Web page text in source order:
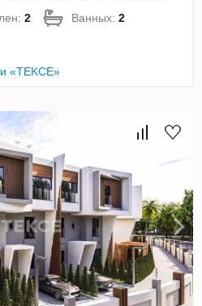
2 Ванных:2
«TEKCE»